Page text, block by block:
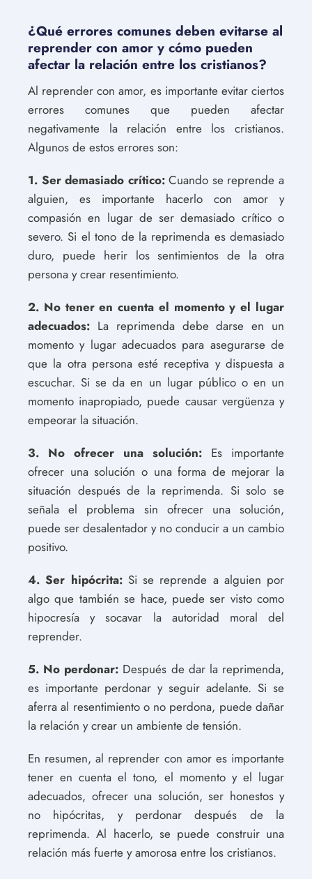
¿Qué errores comunes deben evitarse al
reprender con amor y cómo pueden
afectar la relación entre los cristianos?
Al reprender con amor, es importante evitar ciertos
errores comunes que pueden afectar
negativamente la relación entre los cristianos.
Algunos de estos errores son:
1. Ser demasiado crítico:Cuando se reprende a
alguien, es importante hacerlo con amor y
compasión en lugar de ser demasiado crítico o
severo. Si el tono de la reprimenda es demasiado
duro, puede herir los sentimientos de la otra
persona y crear resentimiento.
2. No tener en cuenta el momento y el lugar
adecuados: La reprimenda debe darse en un
momento y lugar adecuados para asegurarse de
que la otra persona esté receptiva y dispuesta a
escuchar. Si se da en un lugar público o en un
momento inapropiado, puede causar vergüenza y
empeorar la situación.
3. No ofrecer una solución: Es importante
ofrecer una solución o una forma de mejorar la
situación después de la reprimenda. Si solo se
señala el problema sin ofrecer una solución,
puede ser desalentador y no conducir a un cambio
positivo.
4. Ser hipócrita:Si se reprende a alguien por
algo que también se hace, puede ser visto como
hipocresía y socavar la autoridad moral del
reprender.
5. No perdonar: Después de dar la reprimenda,
es importante perdonar y seguir adelante. Si se
aferra al resentimiento o no perdona, puede dañar
la relación y crear un ambiente de tensión.
En resumen, al reprender con amor es importante
tener en cuenta el tono, el momento y el lugar
adecuados, ofrecer una solución, ser honestos y
no hipócritas, y perdonar después de la
reprimenda. Al hacerlo, se puede construir una
relación más fuerte y amorosa entre los cristianos.